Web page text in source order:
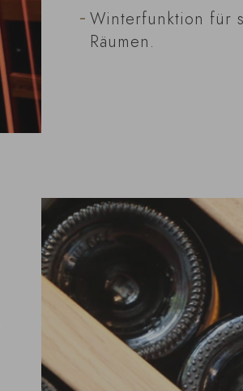
Winterfunktion für
Räumen.